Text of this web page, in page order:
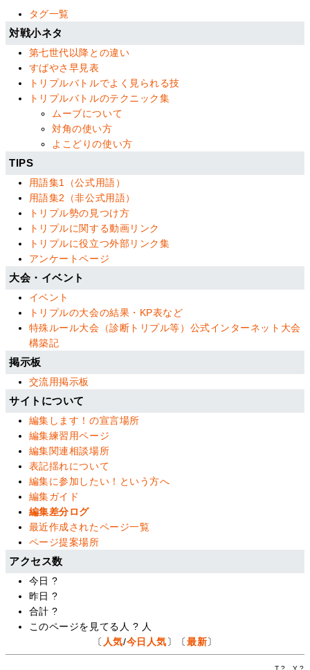
タグ一覧
対戦小ネタ
第七世代以降との違い
すばやさ早見表
トリプルバトルでよく見られる技
トリプルバトルのテクニック集
ムーブについて
対角の使い方
よこどりの使い方
TIPS
用語集1（公式用語）
用語集2（非公式用語）
トリプル勢の見つけ方
トリプルに関する動画リンク
トリプルに役立つ外部リンク集
アンケートページ
大会・イベント
イベント
トリプルの大会の結果・KP表など
特殊ルール大会（診断トリプル等）公式インターネット大会
構築記
掲示板
交流用掲示板
サイトについて
編集します！の宣言場所
編集練習用ページ
編集関連相談場所
表記揺れについて
編集に参加したい！という方へ
編集ガイド
編集差分ログ
最近作成されたページ一覧
ページ提案場所
アクセス数
今日?
昨日?
合計?
このページを見てる人 ? 人
〔 人気/今日人気〕〔最新〕
T.? Y.?